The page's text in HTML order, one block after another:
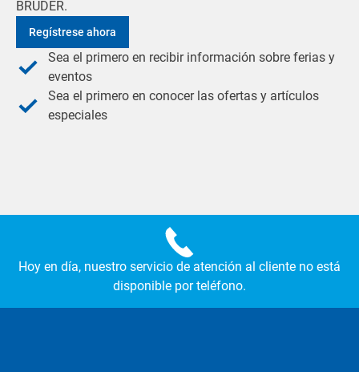
BRUDER.
Regístrese ahora
Sea el primero en recibir información sobre ferias y
eventos
Sea el primero en conocer las ofertas y artículos
especiales
Hoy en día, nuestro servicio de atención al cliente no está
disponible por teléfono.